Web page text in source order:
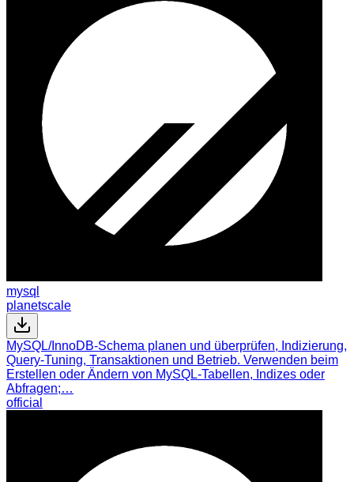
mysql
planetscale
MySQL/InnoDB-Schema planen und überprüfen, Indizierung,
Query-Tuning, Transaktionen und Betrieb. Verwenden beim
Erstellen oder Ändern von MySQL-Tabellen, Indizes oder
Abfragen;…
official